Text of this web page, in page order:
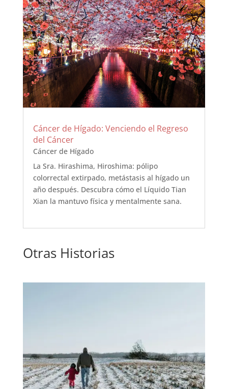
Cáncer de Hígado: Venciendo el Regreso
del Cáncer
Cáncer de Hígado
La Sra. Hirashima, Hiroshima: pólipo
colorrectal extirpado, metástasis al hígado un
año después. Descubra cómo el Líquido Tian
Xian la mantuvo física y mentalmente sana.
Otras Historias